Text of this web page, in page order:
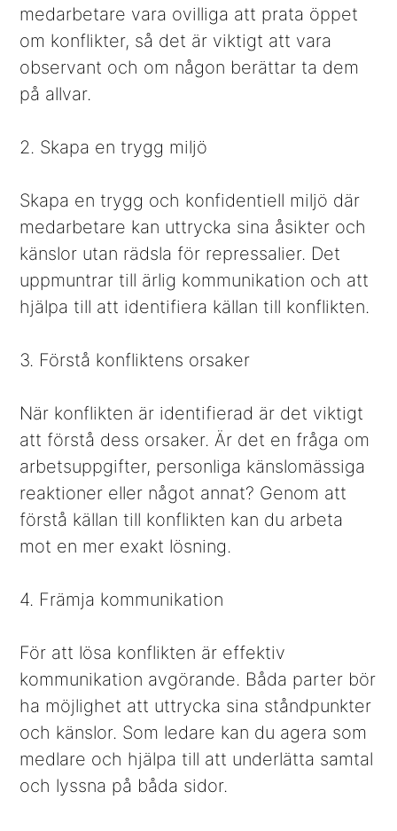
medarbetare vara ovilliga att prata öppet
om konflikter, så det är viktigt att vara
observant och om någon berättar ta dem
på allvar.
2. Skapa en trygg miljö
Skapa en trygg och konfidentiell miljö där
medarbetare kan uttrycka sina åsikter och
känslor utan rädsla för repressalier. Det
uppmuntrar till ärlig kommunikation och att
hjälpa till att identifiera källan till konflikten.
3. Förstå konfliktens orsaker
När konflikten är identifierad är det viktigt
att förstå dess orsaker. Är det en fråga om
arbetsuppgifter, personliga känslomässiga
reaktioner eller något annat? Genom att
förstå källan till konflikten kan du arbeta
mot en mer exakt lösning.
4. Främja kommunikation
För att lösa konflikten är effektiv
kommunikation avgörande. Båda parter bör
ha möjlighet att uttrycka sina ståndpunkter
och känslor. Som ledare kan du agera som
medlare och hjälpa till att underlätta samtal
och lyssna på båda sidor.